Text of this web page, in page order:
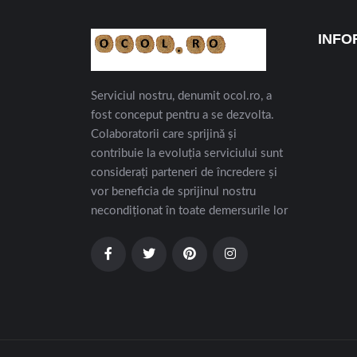
Serviciul nostru, denumit ocol.ro, a
fost conceput pentru a se dezvolta.
Colaboratorii care sprijină și
contribuie la evoluția serviciului sunt
considerați parteneri de încredere și
vor beneficia de sprijinul nostru
necondiționat în toate demersurile lor